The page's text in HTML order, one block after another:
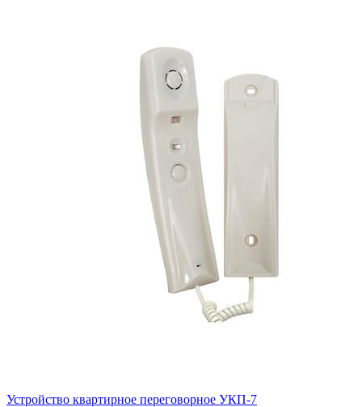
Устройство квартирное переговорное УКП-7